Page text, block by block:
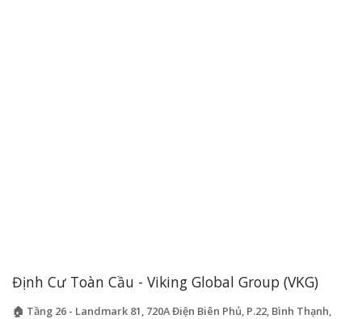
Định Cư Toàn Cầu - Viking Global Group (VKG)
🏠 Tầng 26 - Landmark 81, 720A Điện Biên Phủ, P.22, Bình Thạnh,